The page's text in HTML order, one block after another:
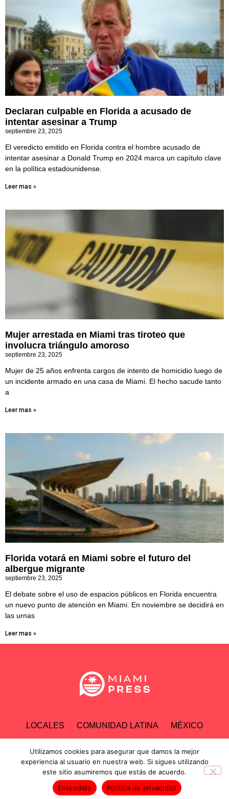
Declaran culpable en Florida a acusado de
intentar asesinar a Trump
septiembre 23, 2025
El veredicto emitido en Florida contra el hombre acusado de
intentar asesinar a Donald Trump en 2024 marca un capítulo clave
en la política estadounidense.
Leer mas »
Mujer arrestada en Miami tras tiroteo que
involucra triángulo amoroso
septiembre 23, 2025
Mujer de 25 años enfrenta cargos de intento de homicidio luego de
un incidente armado en una casa de Miami. El hecho sacude tanto
a
Leer mas »
Florida votará en Miami sobre el futuro del
albergue migrante
septiembre 23, 2025
El debate sobre el uso de espacios públicos en Florida encuentra
un nuevo punto de atención en Miami. En noviembre se decidirá en
las urnas
Leer mas »
LOCALES COMUNIDAD LATINA MÉXICO
ESPECTÁCULOS TECNOLOGÍA ECONOMÍA
INVESTIGACIONES
Derechos Reservados © 2025
Utilizamos cookies para asegurar que damos la mejor
experiencia al usuario en nuestra web. Si sigues utilizando
este sitio asumiremos que estás de acuerdo.
Entendido
Política de privacidad